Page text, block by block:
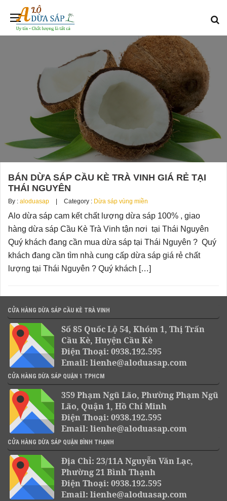
BÁN DỪA SÁP CẦU KÈ TRÀ VINH GIÁ RẺ TẠI
THÁI NGUYÊN
By : aloduasap Category : Dừa sáp vùng miền
Alo dừa sáp cam kết chất lượng dừa sáp 100% , giao
hàng dừa sáp Cầu Kè Trà Vinh tận nơi tại Thái Nguyên
Quý khách đang cần mua dừa sáp tại Thái Nguyên ? Quý
khách đang cần tìm nhà cung cấp dừa sáp giá rẻ chất
lượng tại Thái Nguyên ? Quý khách […]
CỬA HÀNG DỪA SÁP CẦU KÈ TRÀ VINH
Số 85 Quốc Lộ 54, Khóm 1, Thị Trấn
Cầu Kè, Huyện Cầu Kè
Điện Thoại: 0938.192.595
Email: lienhe@aloduasap.com
CỬA HÀNG DỪA SÁP QUẬN 1 TPHCM
359 Phạm Ngũ Lão, Phường Phạm Ngũ
Lão, Quận 1, Hồ Chí Minh
Điện Thoại: 0938.192.595
Email: lienhe@aloduasap.com
CỬA HÀNG DỪA SÁP QUẬN BÌNH THẠNH
Địa Chỉ: 23/11A Nguyễn Văn Lạc,
Phường 21 Bình Thạnh
Điện Thoại: 0938.192.595
Email: lienhe@aloduasap.com